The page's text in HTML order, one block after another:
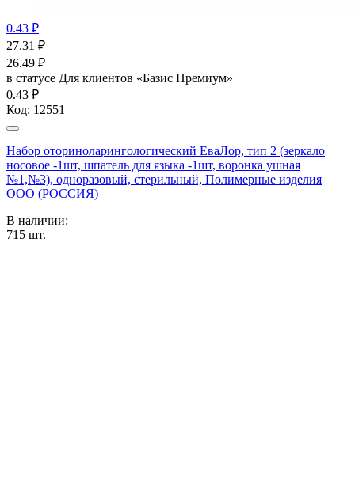
0.43 ₽
27.31 ₽
26.49 ₽
в статусе Для клиентов «Базис Премиум»
0.43 ₽
Код: 12551
Набор оториноларингологический ЕваЛор, тип 2 (зеркало
носовое -1шт, шпатель для языка -1шт, воронка ушная
№1,№3), одноразовый, стерильный, Полимерные изделия
OOO (РОССИЯ)
В наличии:
715 шт.